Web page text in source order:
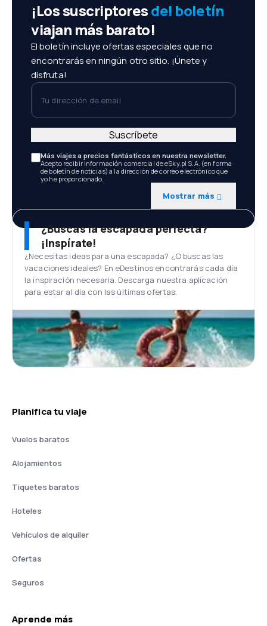
¡Los suscriptoresdel boletín
viajan más barato!
El boletín incluye ofertas especiales que no
encontrarás en ningún otro sitio. ¡Únete y
disfruta!
Tu dirección de email
Más viajes a precios fantásticos en nuestra newsletter.
Acepto recibir información comercial de eSky.pl S.A. (en forma
de boletín de noticias) a la dirección de correo electrónico que
yo he proporcionado.
Mostrar más
Suscríbete
¿Buscas la escapada perfecta?
¡Inspírate!
¿Necesitas ideas para una escapada? ¿O buscas las
vacaciones ideales? En eDestinos encontrarás cada día
la inspiración necesaria. Descarga nuestra aplicación
para estar al día con las últimas ofertas.
Planifica tu viaje
Vuelos baratos
Alojamientos
Tiquetes baratos
Hoteles
Vehículos de alquiler
Ofertas
Seguros
Aprende más